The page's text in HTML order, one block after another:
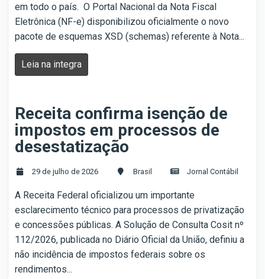
em todo o país. O Portal Nacional da Nota Fiscal
Eletrônica (NF-e) disponibilizou oficialmente o novo
pacote de esquemas XSD (schemas) referente à Nota...
Leia na integra
Receita confirma isenção de
impostos em processos de
desestatização
29 de julho de 2026 Brasil Jornal Contábil
A Receita Federal oficializou um importante
esclarecimento técnico para processos de privatização
e concessões públicas. A Solução de Consulta Cosit nº
112/2026, publicada no Diário Oficial da União, definiu a
não incidência de impostos federais sobre os
rendimentos...